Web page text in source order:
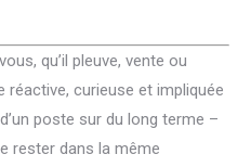
qu’il pleuve, vente ou
réactive, curieuse et impliquée
poste sur du long terme –
rester dans la même